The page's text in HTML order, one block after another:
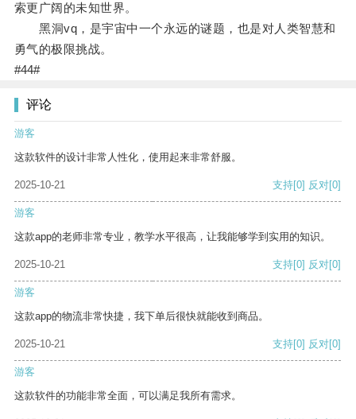
索更广阔的未知世界。
黑洞vq，是宇宙中一个永远的谜题，也是对人类智慧和
勇气的极限挑战。
#44#
评论
游客
这款软件的设计非常人性化，使用起来非常舒服。
2025-10-21 支持[0] 反对[0]
游客
这款app的老师非常专业，教学水平很高，让我能够学到实用的知识。
2025-10-21 支持[0] 反对[0]
游客
这款app的物流非常快捷，我下单后很快就能收到商品。
2025-10-21 支持[0] 反对[0]
游客
这款软件的功能非常全面，可以满足我所有需求。